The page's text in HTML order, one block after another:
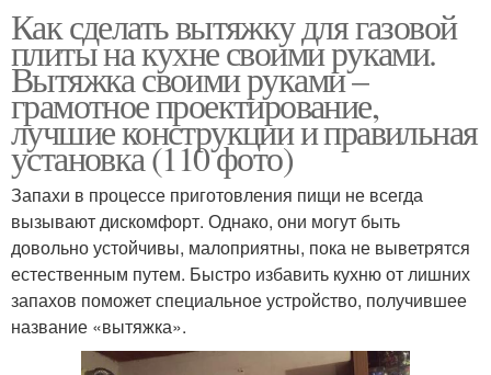
Как сделать вытяжку для газовой
плиты на кухне своими руками.
Вытяжка своими руками –
грамотное проектирование,
лучшие конструкции и правильная
установка (110 фото)
Запахи в процессе приготовления пищи не всегда
вызывают дискомфорт. Однако, они могут быть
довольно устойчивы, малоприятны, пока не выветрятся
естественным путем. Быстро избавить кухню от лишних
запахов поможет специальное устройство, получившее
название «вытяжка».